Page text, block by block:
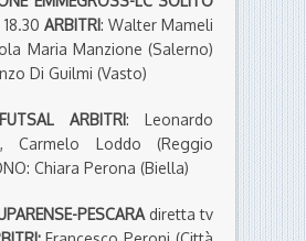
ARBITRI: Walter Mameli
Maria Manzione (Salerno)
Di Guilmi (Vasto)
ARBITRI: Leonardo
Carmelo Loddo (Reggio
Chiara Perona (Biella)
PESCARA diretta tv